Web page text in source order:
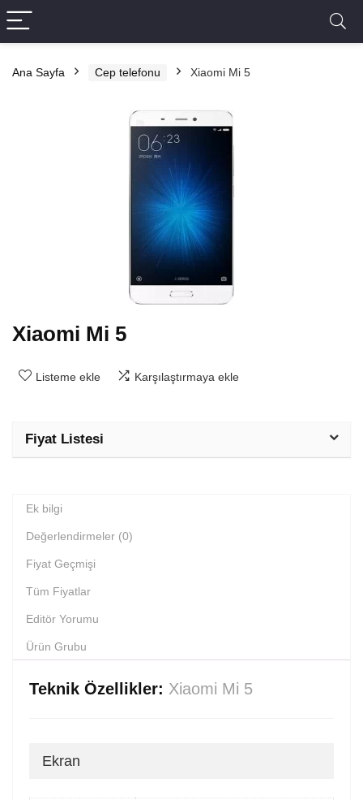
Ana Sayfa Cep telefonu Xiaomi Mi 5
Xiaomi Mi 5
Listeme ekle Karşılaştırmaya ekle
Fiyat Listesi
Ek bilgi
Değerlendirmeler (0)
Fiyat Geçmişi
Tüm Fiyatlar
Editör Yorumu
Ürün Grubu
Teknik Özellikler: Xiaomi Mi 5
Ekran